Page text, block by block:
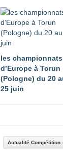
les championnats
d’Europe à Torun
(Pologne) du 20
25 juin